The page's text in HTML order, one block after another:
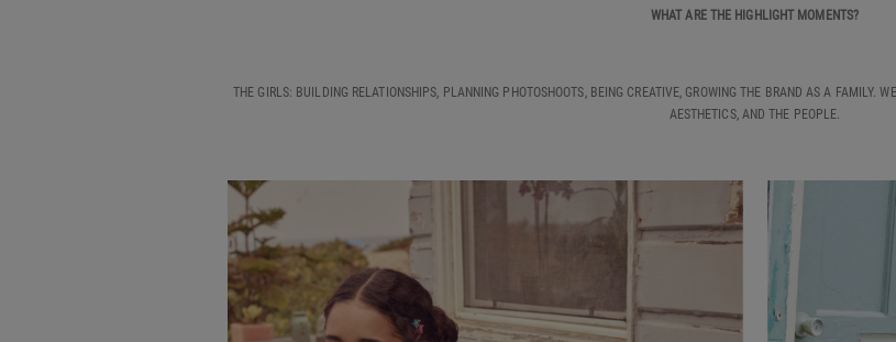
WHAT ARE THE HIGHLIGHT MOMENTS?
THE GIRLS: BUILDING RELATIONSHIPS, PLANNING PHOTOSHOOTS, BEING CREATIVE, GROWING THE BRAND AS A FAMILY.
AESTHETICS, AND THE PEOPLE.